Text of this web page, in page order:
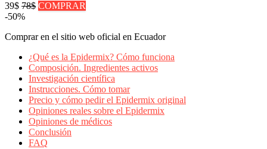
39$ 78$ COMPRAR
-50%
Comprar en el sitio web oficial en Ecuador
¿Qué es la Epidermix? Cómo funciona
Composición. Ingredientes activos
Investigación científica
Instrucciones. Cómo tomar
Precio y cómo pedir el Epidermix original
Opiniones reales sobre el Epidermix
Opiniones de médicos
Conclusión
FAQ